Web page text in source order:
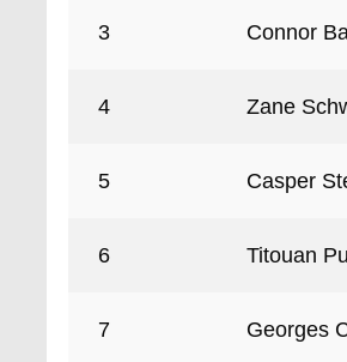
3 Connor
4 Zane
5 Casper
6 Titouan
7 Georges